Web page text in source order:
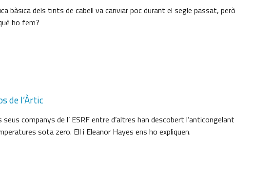
bàsica dels tints de cabell va canviar poc durant el segle passat, però
ho fem?
de l’Àrtic
companys de l’ ESRF entre d’altres han descobert l’anticongelant
sota zero. Ell i Eleanor Hayes ens ho expliquen.